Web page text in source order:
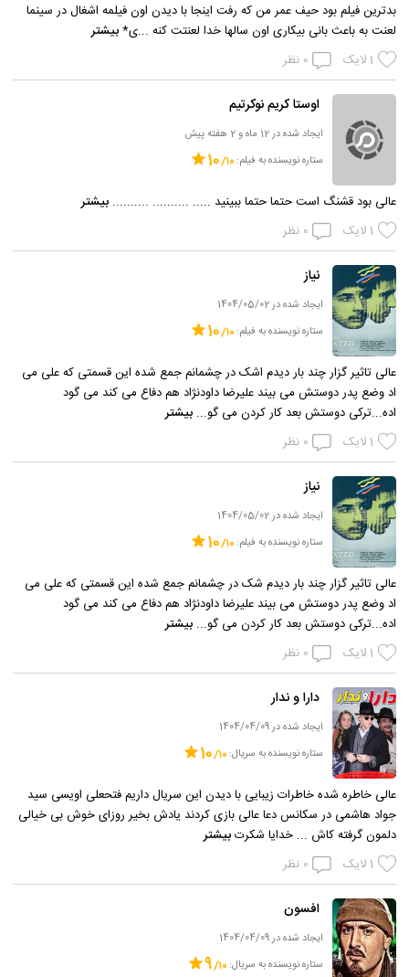
بدترین فیلم بود حیف عمر من که رفت اینجا با دیدن اون فیلمه اشغال در سینما
لعنت به باعث بانی بیکاری اون سالها خدا لعنتت کنه ...ی*بیشتر
1لایک 0 نظر
اوستا کریم نوکرتیم
ایجاد شده در 12 ماه و 2 هفته پیش
ستاره نویسنده به فیلم:
10
عالی بود قشنگ است حتما حتما ببینید ..... .......... ..........بیشتر
1لایک 0 نظر
نیاز
ایجاد شده در 1404/05/02
ستاره نویسنده به فیلم:
10
عالی تاثیر گزار چند بار دیدم اشک در چشمانم جمع شده این قسمتی که علی می
اد وضع پدر دوستش می بیند علیرضا داودنژاد هم دفاع می کند می گود
اده...ترکی دوستش بعد کار کردن می گو...بیشتر
1لایک 0 نظر
نیاز
ایجاد شده در 1404/05/02
ستاره نویسنده به فیلم:
10
عالی تاثیر گزار چند بار دیدم شک در چشمانم جمع شده این قسمتی که علی می
اد وضع پدر دوستش می بیند علیرضا داودنژاد هم دفاع می کند می گود
اده...ترکی دوستش بعد کار کردن می گو...بیشتر
1لایک 0 نظر
دارا و ندار
ایجاد شده در 1404/04/09
ستاره نویسنده به سریال:
10
عالی خاطره شده خاطرات زیبایی با دیدن این سریال داریم فتحعلی اویسی سید
جواد هاشمی در سکانس دعا عالی بازی کردند یادش بخیر روزای خوش بی خیالی
دلمون گرفته کاش ... خدایا شکرتبیشتر
1لایک 0 نظر
افسون
ایجاد شده در 1404/04/09
ستاره نویسنده به سریال:
9